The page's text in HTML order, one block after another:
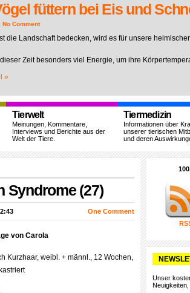
füttern bei Eis und
No Comment
die Landschaft bedecken, wird es für unsere
Zeit besonders viel Energie, um ihre
»
Tierwelt
Meinungen, Kommentare,
Interviews und Berichte aus der
Welt der Tiere.
Tiermedizin
Informationen über
unserer tierischen
und deren
Syndrome (27)
One Comment
von Carola
Kurzhaar, weibl. + männl., 12 Wochen,
Unser